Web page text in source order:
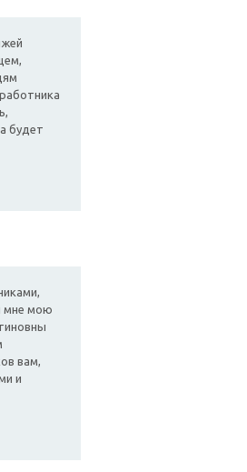
будет
мне мою
вам,
и